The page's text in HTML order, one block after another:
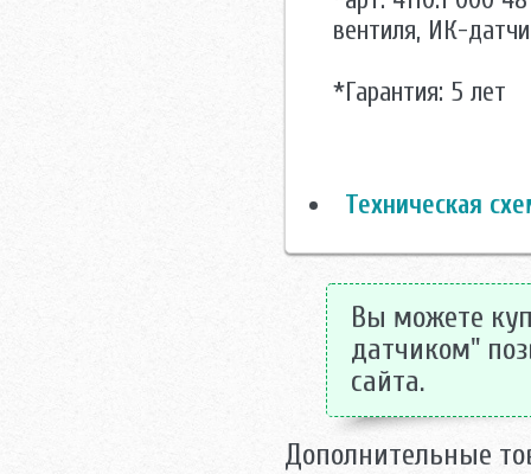
вентиля, ИК-
*Гарантия: 5 лет
Техническая
Вы можете
датчиком"
сайта.
Дополнительные